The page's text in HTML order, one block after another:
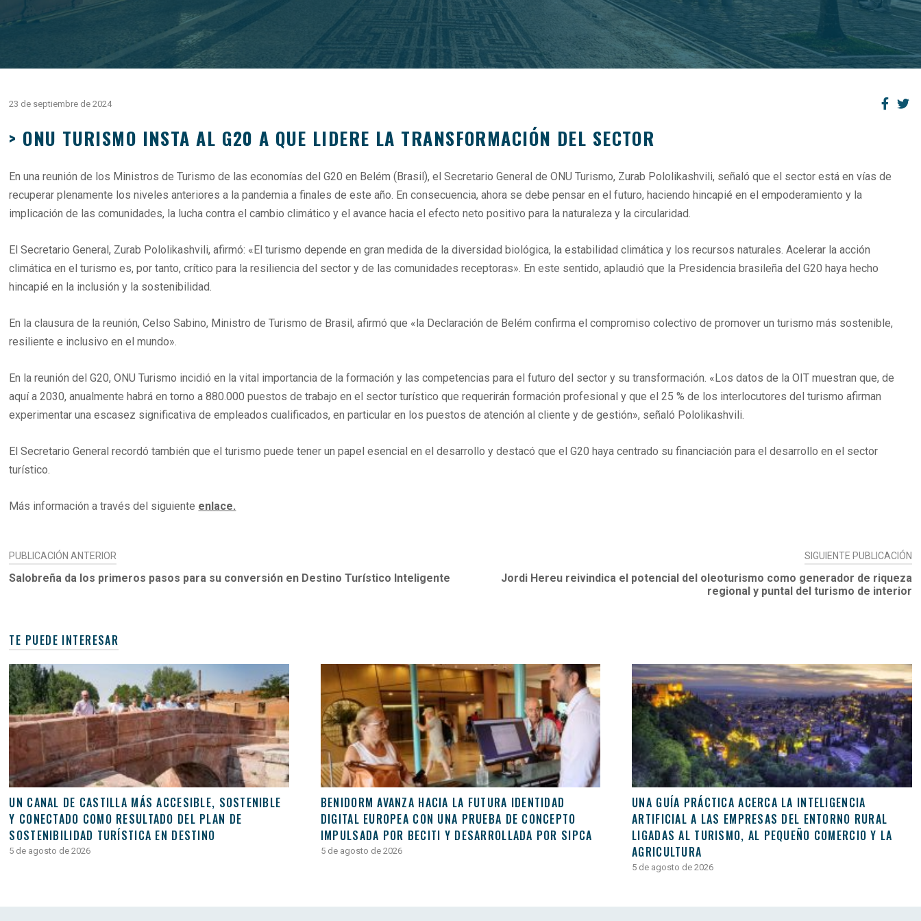
23 de septiembre de 2024
> ONU TURISMO INSTA AL G20 A QUE LIDERE LA TRANSFORMACIÓN DEL SECTOR
En una reunión de los Ministros de Turismo de las economías del G20 en Belém (Brasil), el Secretario General de ONU Turismo, Zurab Pololikashvili, señaló que el sector está en vías de
recuperar plenamente los niveles anteriores a la pandemia a finales de este año. En consecuencia, ahora se debe pensar en el futuro, haciendo hincapié en el empoderamiento y la
implicación de las comunidades, la lucha contra el cambio climático y el avance hacia el efecto neto positivo para la naturaleza y la circularidad.
El Secretario General, Zurab Pololikashvili, afirmó: «El turismo depende en gran medida de la diversidad biológica, la estabilidad climática y los recursos naturales. Acelerar la acción
climática en el turismo es, por tanto, crítico para la resiliencia del sector y de las comunidades receptoras». En este sentido, aplaudió que la Presidencia brasileña del G20 haya hecho
hincapié en la inclusión y la sostenibilidad.
En la clausura de la reunión, Celso Sabino, Ministro de Turismo de Brasil, afirmó que «la Declaración de Belém confirma el compromiso colectivo de promover un turismo más sostenible,
resiliente e inclusivo en el mundo».
En la reunión del G20, ONU Turismo incidió en la vital importancia de la formación y las competencias para el futuro del sector y su transformación. «Los datos de la OIT muestran que, de
aquí a 2030, anualmente habrá en torno a 880.000 puestos de trabajo en el sector turístico que requerirán formación profesional y que el 25 % de los interlocutores del turismo afirman
experimentar una escasez significativa de empleados cualificados, en particular en los puestos de atención al cliente y de gestión», señaló Pololikashvili.
El Secretario General recordó también que el turismo puede tener un papel esencial en el desarrollo y destacó que el G20 haya centrado su financiación para el desarrollo en el sector
turístico.
Más información a través del siguiente enlace.
NAVEGACIÓN
DE
PUBLICACIÓN ANTERIOR
Salobreña da los primeros pasos para su conversión en Destino Turístico Inteligente
SIGUIENTE PUBLICACIÓN
Jordi Hereu reivindica el potencial del oleoturismo como generador de riqueza
regional y puntal del turismo de interior
TE PUEDE INTERESAR
UN CANAL DE CASTILLA MÁS ACCESIBLE, SOSTENIBLE
Y CONECTADO COMO RESULTADO DEL PLAN DE
SOSTENIBILIDAD TURÍSTICA EN DESTINO
5 de agosto de 2026
BENIDORM AVANZA HACIA LA FUTURA IDENTIDAD
DIGITAL EUROPEA CON UNA PRUEBA DE CONCEPTO
IMPULSADA POR BECITI Y DESARROLLADA POR SIPCA
5 de agosto de 2026
UNA GUÍA PRÁCTICA ACERCA LA INTELIGENCIA
ARTIFICIAL A LAS EMPRESAS DEL ENTORNO RURAL
LIGADAS AL TURISMO, AL PEQUEÑO COMERCIO Y LA
AGRICULTURA
5 de agosto de 2026